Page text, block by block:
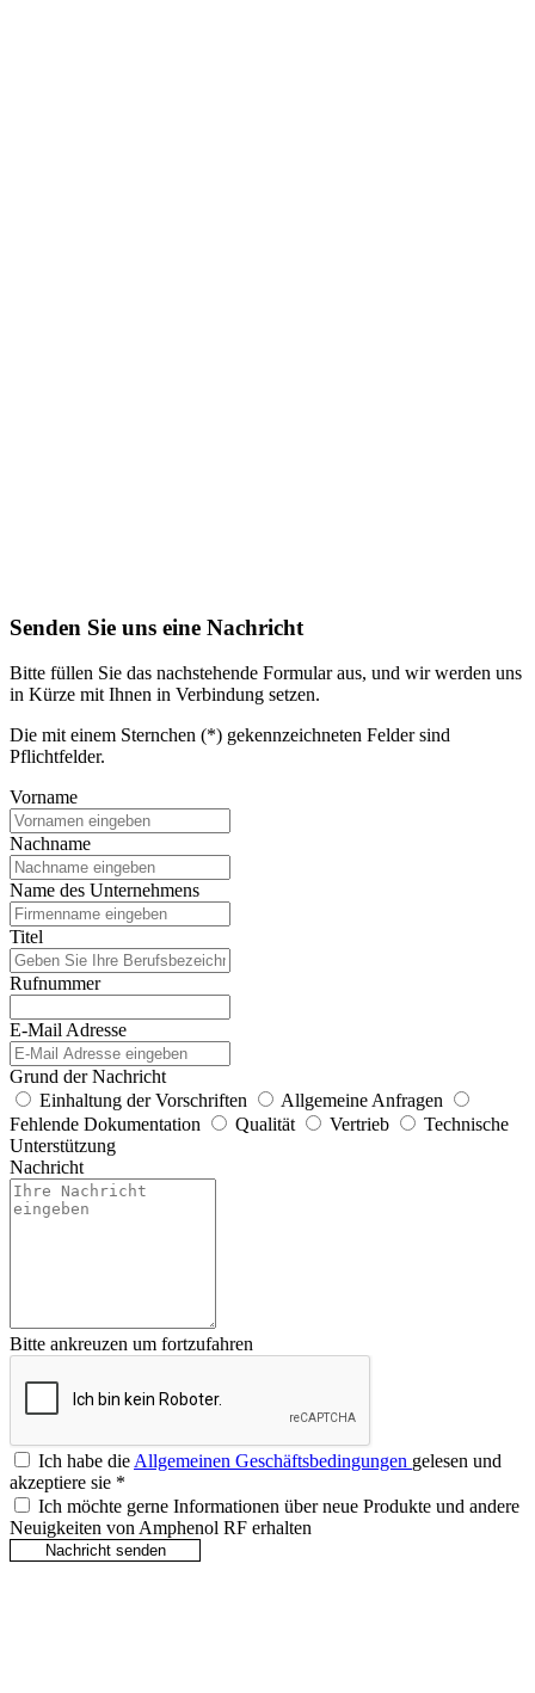
Senden Sie uns eine Nachricht
Bitte füllen Sie das nachstehende Formular aus, und wir werden uns
in Kürze mit Ihnen in Verbindung setzen.
Die mit einem Sternchen (*) gekennzeichneten Felder sind
Pflichtfelder.
Vorname
Nachname
Name des Unternehmens
Titel
Rufnummer
E-Mail Adresse
Grund der Nachricht
Einhaltung der Vorschriften
Allgemeine Anfragen
Fehlende Dokumentation
Qualität Vertrieb
Technische
Unterstützung
Nachricht
Bitte ankreuzen um fortzufahren
Ich habe dieAllgemeinen Geschäftsbedingungen gelesen und
akzeptiere sie *
Ich möchte gerne Informationen über neue Produkte und andere
Neuigkeiten von Amphenol RF erhalten